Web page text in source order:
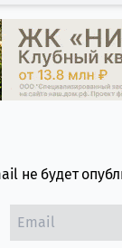
не будет